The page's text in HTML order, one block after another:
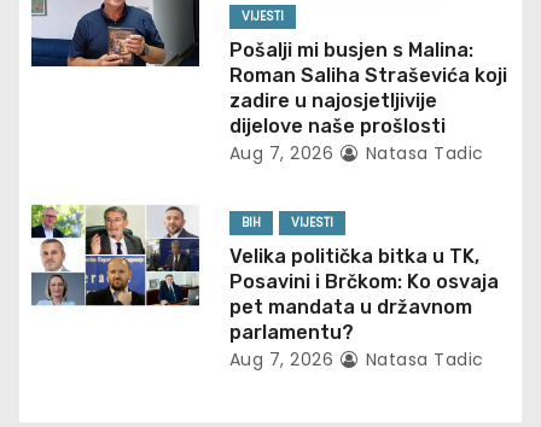
t
i
VIJESTI
Pošalji mi busjen s Malina:
Roman Saliha Straševića koji
zadire u najosjetljivije
dijelove naše prošlosti
Aug 7, 2026 Natasa Tadic
BIH VIJESTI
Velika politička bitka u TK,
Posavini i Brčkom: Ko osvaja
pet mandata u državnom
parlamentu?
Aug 7, 2026 Natasa Tadic